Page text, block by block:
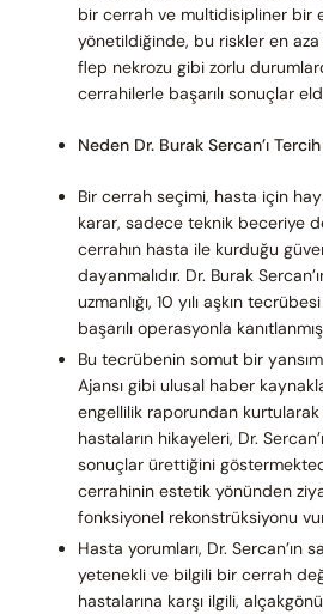
bir cerrah ve multidisipliner bir
yönetildiğinde, bu riskler en
flep nekrozu gibi zorlu
cerrahilerle başarılı sonuçlar
Neden Dr. Burak Sercan’ı
Bir cerrah seçimi, hasta için
karar, sadece teknik beceriye
cerrahın hasta ile kurduğu
dayanmalıdır. Dr. Burak
uzmanlığı, 10 yılı aşkın
başarılı operasyonla
Bu tecrübenin somut bir
Ajansı gibi ulusal haber
engellilik raporundan
hastaların hikayeleri, Dr.
sonuçlar ürettiğini
cerrahinin estetik yönünden
fonksiyonel rekonstrüksiyonu
Hasta yorumları, Dr. Sercan’ın
yetenekli ve bilgili bir cerrah
hastalarına karşı ilgili,